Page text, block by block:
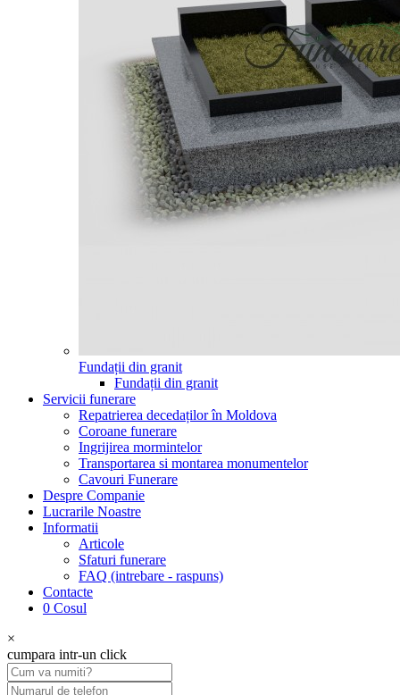
Fundații din granit
Fundații din granit
Servicii funerare
Repatrierea decedaților în Moldova
Coroane funerare
Ingrijirea mormintelor
Transportarea si montarea monumentelor
Cavouri Funerare
Despre Companie
Lucrarile Noastre
Informatii
Articole
Sfaturi funerare
FAQ (intrebare - raspuns)
Contacte
0 Cosul
×
cumpara intr-un click